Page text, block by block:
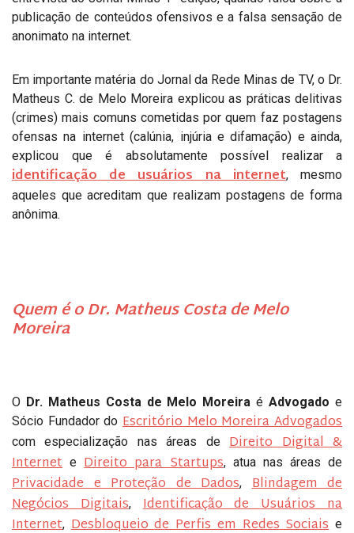
publicação de conteúdos ofensivos e a falsa sensação de
anonimato na internet.
Em importante matéria do Jornal da Rede Minas de TV, o Dr.
Matheus C. de Melo Moreira explicou as práticas delitivas
(crimes) mais comuns cometidas por quem faz postagens
ofensas na internet (calúnia, injúria e difamação) e ainda,
explicou que é absolutamente possível realizar a
identificação de usuários na internet, mesmo
aqueles que acreditam que realizam postagens de forma
anônima.
Quem é o Dr. Matheus Costa de Melo
Moreira
O Dr. Matheus Costa de Melo Moreira éAdvogado e
Sócio Fundador do Escritório Melo Moreira Advogados
com especialização nas áreas de Direito Digital &
Internet e Direito para Startups, atua nas áreas de
Privacidade e Proteção de Dados, Blindagem de
Negócios Digitais, Identificação de Usuários na
Internet, Desbloqueio de Perfis em Redes Sociais e